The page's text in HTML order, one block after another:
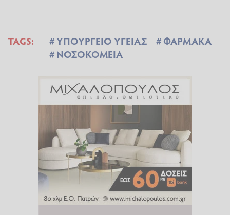
TAGS: ΥΠΟΥΡΓΕΙΟ ΥΓΕΙΑΣ
ΦΑΡΜΑΚΑ
ΝΟΣΟΚΟΜΕΙΑ